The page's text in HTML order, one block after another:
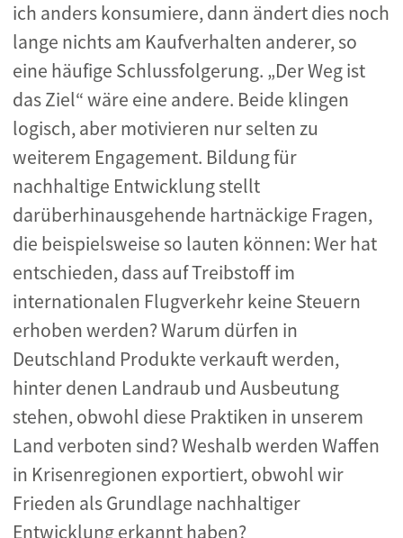
ich anders konsumiere, dann ändert dies noch
lange nichts am Kaufverhalten anderer, so
eine häufige Schlussfolgerung. „Der Weg ist
das Ziel“ wäre eine andere. Beide klingen
logisch, aber motivieren nur selten zu
weiterem Engagement. Bildung für
nachhaltige Entwicklung stellt
darüberhinausgehende hartnäckige Fragen,
die beispielsweise so lauten können: Wer hat
entschieden, dass auf Treibstoff im
internationalen Flugverkehr keine Steuern
erhoben werden? Warum dürfen in
Deutschland Produkte verkauft werden,
hinter denen Landraub und Ausbeutung
stehen, obwohl diese Praktiken in unserem
Land verboten sind? Weshalb werden Waffen
in Krisenregionen exportiert, obwohl wir
Frieden als Grundlage nachhaltiger
Entwicklung erkannt haben?